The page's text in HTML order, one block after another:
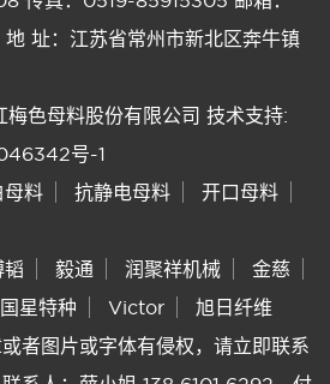
地 址：江苏省常州市新北区奔牛镇
色母料股份有限公司 技术支持:
号-1
母料 抗静电母料
开口母料
韬 毅通 润聚祥机械
金慈
国星特种 Victor
旭日纤维
者图片或字体有侵权，请立即联系